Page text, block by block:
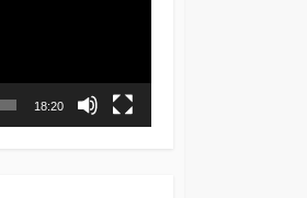
18:20